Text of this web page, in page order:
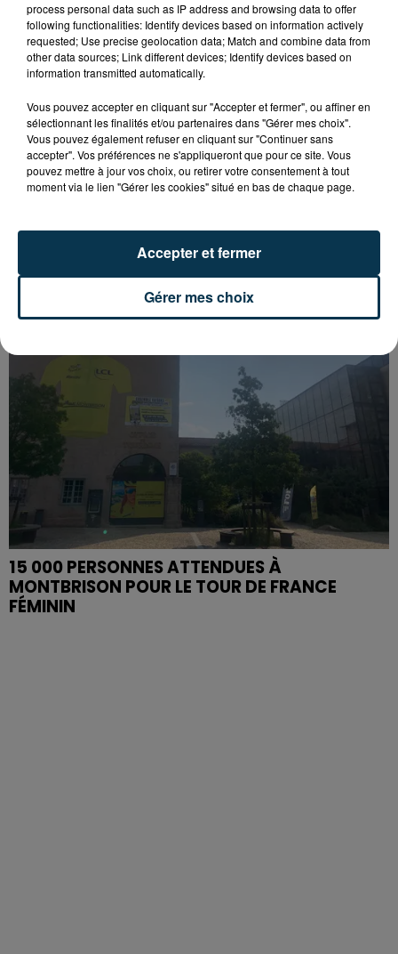
SAINT-ETIENNE : UN ENFANT DÉCÈDE APRÈS
UNE CHUTE DU 8E ÉTAGE
15 000 PERSONNES ATTENDUES À
MONTBRISON POUR LE TOUR DE FRANCE
FÉMININ
process personal data such as IP address and browsing data to offer
following functionalities: Identify devices based on information actively
requested; Use precise geolocation data; Match and combine data from
other data sources; Link different devices; Identify devices based on
information transmitted automatically.
Vous pouvez accepter en cliquant sur "Accepter et fermer", ou affiner en
sélectionnant les finalités et/ou partenaires dans "Gérer mes choix".
Vous pouvez également refuser en cliquant sur "Continuer sans
accepter". Vos préférences ne s'appliqueront que pour ce site. Vous
pouvez mettre à jour vos choix, ou retirer votre consentement à tout
moment via le lien "Gérer les cookies" situé en bas de chaque page.
Gérer mes choix
Accepter et fermer